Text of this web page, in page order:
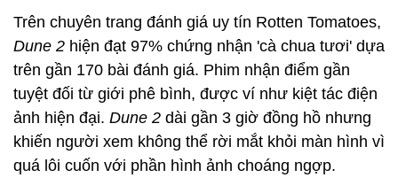
Trên chuyên trang đánh giá uy tín Rotten Tomatoes,
Dune 2 hiện đạt 97% chứng nhận 'cà chua tươi' dựa
trên gần 170 bài đánh giá. Phim nhận điểm gần
tuyệt đối từ giới phê bình, được ví như kiệt tác điện
ảnh hiện đại. Dune 2 dài gần 3 giờ đồng hồ nhưng
khiến người xem không thể rời mắt khỏi màn hình vì
quá lôi cuốn với phần hình ảnh choáng ngợp.